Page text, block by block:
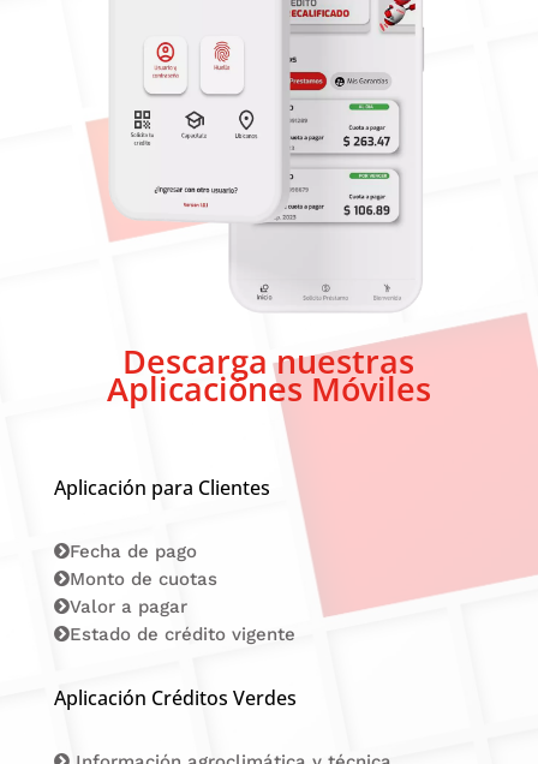
Descarga nuestras
Aplicaciónes Móviles
Aplicación para Clientes
Fecha de pago
Monto de cuotas
Valor a pagar
Estado de crédito vigente
Aplicación Créditos Verdes